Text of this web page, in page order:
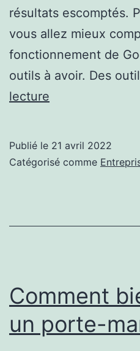
résultats escomptés.
vous allez mieux
fonctionnement de
outils à avoir. Des
lecture
outils
internet
Publié le 21 avril 2022
Catégorisé comme
Comment
un porte-